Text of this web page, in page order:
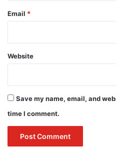
Email *
Website
Save my name, email, and
time I comment.